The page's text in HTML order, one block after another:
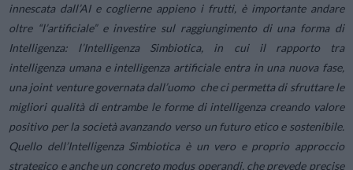
innescata dall’AI e coglierne appieno i frutti, è importante andare
oltre “l’artificiale” e investire sul raggiungimento di una forma di
Intelligenza: l’Intelligenza Simbiotica, in cui il rapporto tra
intelligenza umana e intelligenza artificiale entra in una nuova fase,
una joint venture governata dall’uomo che ci permetta di sfruttare le
migliori qualità di entrambe le forme di intelligenza creando valore
positivo per la società avanzando verso un futuro etico e sostenibile.
Quello dell’Intelligenza Simbiotica è un vero e proprio approccio
strategico e anche un concreto modus operandi, che prevede precise